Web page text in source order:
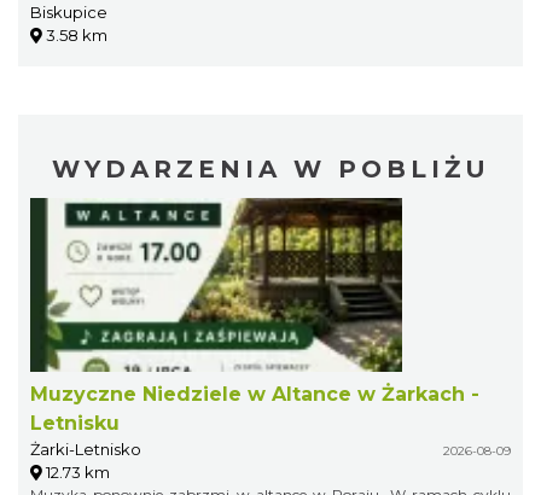
Biskupice
3.58 km
WYDARZENIA W POBLIŻU
Muzyczne Niedziele w Altance w Żarkach -
Letnisku
Żarki-Letnisko 2026-08-09
12.73 km